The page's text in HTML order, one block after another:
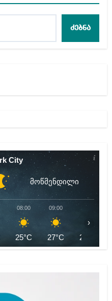
ძებნა
City
მოწმენდილი
08:00
25°C
09:00
27°C
10:00
29°C
›